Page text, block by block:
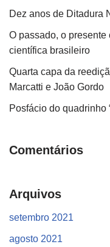
Dez anos de Ditadura
O passado, o
científica brasileiro
Quarta capa da
Marcatti e João Gordo
Posfácio do quadrinho
Comentários
Arquivos
setembro 2021
agosto 2021